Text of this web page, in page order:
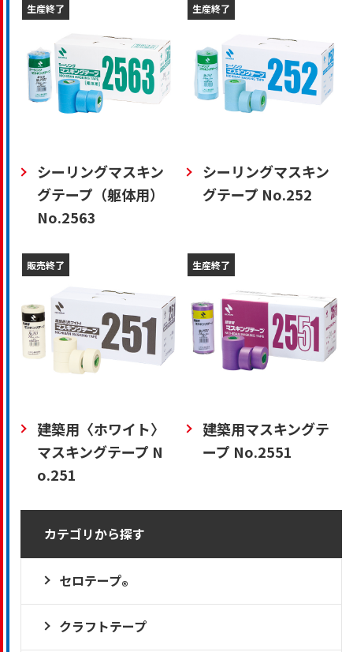
生産終了
シーリングマスキン
グテープ（躯体用）
No.2563
生産終了
シーリングマスキン
グテープ No.252
販売終了
建築用〈ホワイト〉
マスキングテープ N
o.251
生産終了
建築用マスキングテ
ープ No.2551
カテゴリから探す
セロテープ®
クラフトテープ